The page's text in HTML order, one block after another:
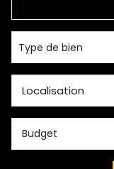
Type de bien
Localisation
Budget